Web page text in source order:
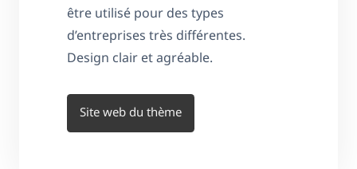
être utilisé pour des types
d’entreprises très différentes.
Design clair et agréable.
Site web du thème